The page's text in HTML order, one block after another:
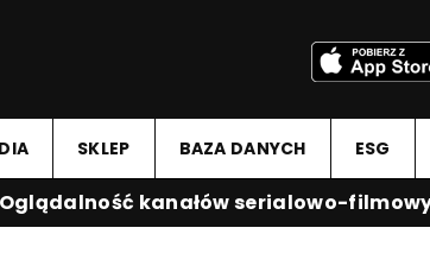
SKLEP BAZA DANYCH ESG
kanałów serialowo-filmowych